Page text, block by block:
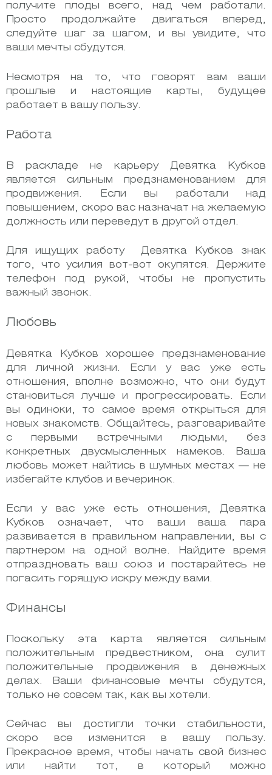
получите плоды всего, над чем работали.
Просто продолжайте двигаться вперед,
следуйте шаг за шагом, и вы увидите, что
ваши мечты сбудутся.
Несмотря на то, что говорят вам ваши
прошлые и настоящие карты, будущее
работает в вашу пользу.
Работа
В раскладе не карьеру Девятка Кубков
является сильным предзнаменованием для
продвижения. Если вы работали над
повышением, скоро вас назначат на желаемую
должность или переведут в другой отдел.
Для ищущих работу Девятка Кубков знак
того, что усилия вот-вот окупятся. Держите
телефон под рукой, чтобы не пропустить
важный звонок.
Любовь
Девятка Кубков хорошее предзнаменование
для личной жизни. Если у вас уже есть
отношения, вполне возможно, что они будут
становиться лучше и прогрессировать. Если
вы одиноки, то самое время открыться для
новых знакомств. Общайтесь, разговаривайте
с первыми встречными людьми, без
конкретных двусмысленных намеков. Ваша
любовь может найтись в шумных местах — не
избегайте клубов и вечеринок.
Если у вас уже есть отношения, Девятка
Кубков означает, что ваши ваша пара
развивается в правильном направлении, вы с
партнером на одной волне. Найдите время
отпраздновать ваш союз и постарайтесь не
погасить горящую искру между вами.
Финансы
Поскольку эта карта является сильным
положительным предвестником, она сулит
положительные продвижения в денежных
делах. Ваши финансовые мечты сбудутся,
только не совсем так, как вы хотели.
Сейчас вы достигли точки стабильности,
скоро все изменится в вашу пользу.
Прекрасное время, чтобы начать свой бизнес
или найти тот, в который можно